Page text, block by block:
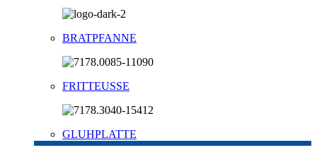
BRATPFANNE
FRITTEUSSE
GLUHPLATTE